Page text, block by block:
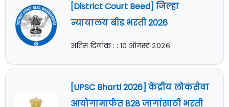
[District Court Beed] जिल्हा
न्यायालय बीड भरती 2026
अंतिम दिनांक : : १० ऑगस्ट २०२६
[UPSC Bharti 2026] केंद्रीय लोकसेवा
आयोगामार्फत 828 जागांसाठी भरती